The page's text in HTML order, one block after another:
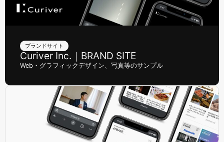
ブランドサイト
Curiver Inc.｜BRAND SITE
Web・グラフィックデザイン、写真等のサンプル